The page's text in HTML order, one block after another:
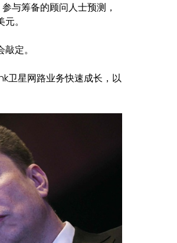
与筹备的顾问人士预测，
。
定。
卫星网路业务快速成长，以